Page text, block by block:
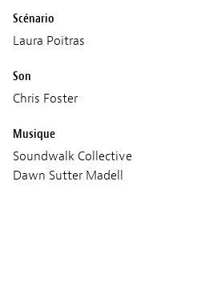
Scénario
Laura Poitras
Son
Chris Foster
Musique
Soundwalk Collective
Dawn Sutter Madell